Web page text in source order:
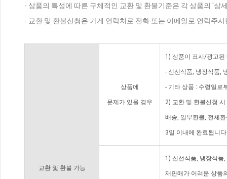
- 상품의 특성에 따른 구체적인 교환 및 환불기준은 각 상품의 '상
- 교환 및 환불신청은 가게 연락처로 전화 또는 이메일로 연락주
교환 및 환불 가능
상품에
문제가 있을 경우
1) 상품이 표시/광고된
- 신선식품, 냉장식품,
- 기타 상품 : 수령일로
2) 교환 및 환불신청
배송, 일부환불, 전체
3일 이내에 완료됩니
1) 신선식품, 냉장식품
재판매가 어려운 상품